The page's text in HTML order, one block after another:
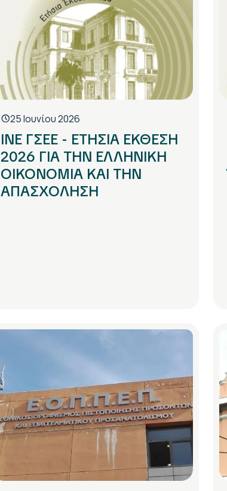
25 Ιουνίου 2026
ΙΝΕ ΓΣΕΕ - ΕΤΗΣΙΑ ΕΚΘΕΣΗ
2026 ΓΙΑ ΤΗΝ ΕΛΛΗΝΙΚΗ
ΟΙΚΟΝΟΜΙΑ ΚΑΙ ΤΗΝ
ΑΠΑΣΧΟΛΗΣΗ